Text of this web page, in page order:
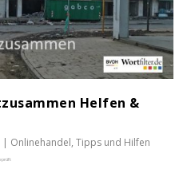
Shopping
commerce Meetup
Helfen &
| Onlinehandel,Tipps und Hilfen